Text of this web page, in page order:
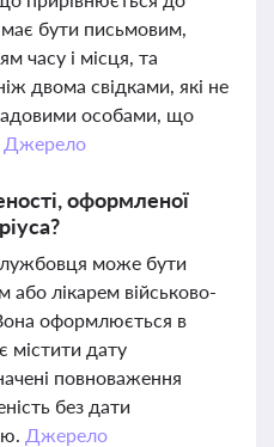
має бути письмовим,
часу і місця, та
двома свідками, які не
особами, що
Джерело
оформленої
може бути
або лікарем військово-
оформлюється в
містити дату
повноваження
без дати
Джерело